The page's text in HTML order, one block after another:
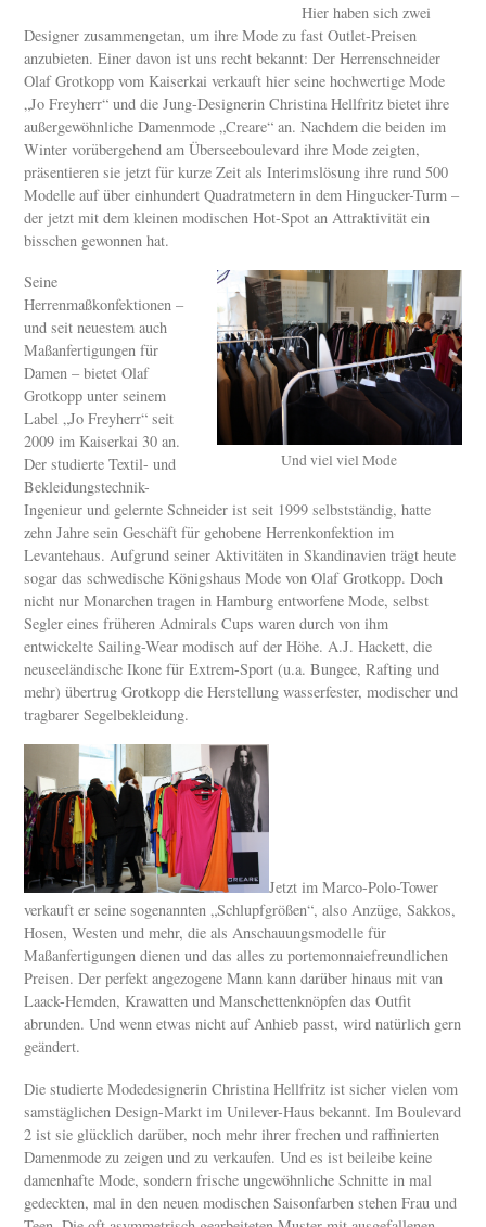
Hier haben sich zwei
Designer zusammengetan, um ihre Mode zu fast Outlet-Preisen
anzubieten. Einer davon ist uns recht bekannt: Der Herrenschneider
Olaf Grotkopp vom Kaiserkai verkauft hier seine hochwertige Mode
„Jo Freyherr“ und die Jung-Designerin Christina Hellfritz bietet ihre
außergewöhnliche Damenmode „Creare“ an. Nachdem die beiden im
Winter vorübergehend am Überseeboulevard ihre Mode zeigten,
präsentieren sie jetzt für kurze Zeit als Interimslösung ihre rund 500
Modelle auf über einhundert Quadratmetern in dem Hingucker-Turm –
der jetzt mit dem kleinen modischen Hot-Spot an Attraktivität ein
bisschen gewonnen hat.
Und viel viel Mode
Seine
Herrenmaßkonfektionen –
und seit neuestem auch
Maßanfertigungen für
Damen – bietet Olaf
Grotkopp unter seinem
Label „Jo Freyherr“ seit
2009 im Kaiserkai 30 an.
Der studierte Textil- und
Bekleidungstechnik-
Ingenieur und gelernte Schneider ist seit 1999 selbstständig, hatte
zehn Jahre sein Geschäft für gehobene Herrenkonfektion im
Levantehaus. Aufgrund seiner Aktivitäten in Skandinavien trägt heute
sogar das schwedische Königshaus Mode von Olaf Grotkopp. Doch
nicht nur Monarchen tragen in Hamburg entworfene Mode, selbst
Segler eines früheren Admirals Cups waren durch von ihm
entwickelte Sailing-Wear modisch auf der Höhe. A.J. Hackett, die
neuseeländische Ikone für Extrem-Sport (u.a. Bungee, Rafting und
mehr) übertrug Grotkopp die Herstellung wasserfester, modischer und
tragbarer Segelbekleidung.
Jetzt im Marco-Polo-Tower
verkauft er seine sogenannten „Schlupfgrößen“, also Anzüge, Sakkos,
Hosen, Westen und mehr, die als Anschauungsmodelle für
Maßanfertigungen dienen und das alles zu portemonnaiefreundlichen
Preisen. Der perfekt angezogene Mann kann darüber hinaus mit van
Laack-Hemden, Krawatten und Manschettenknöpfen das Outfit
abrunden. Und wenn etwas nicht auf Anhieb passt, wird natürlich gern
geändert.
Die studierte Modedesignerin Christina Hellfritz ist sicher vielen vom
samstäglichen Design-Markt im Unilever-Haus bekannt. Im Boulevard
2 ist sie glücklich darüber, noch mehr ihrer frechen und raffinierten
Damenmode zu zeigen und zu verkaufen. Und es ist beileibe keine
damenhafte Mode, sondern frische ungewöhnliche Schnitte in mal
gedeckten, mal in den neuen modischen Saisonfarben stehen Frau und